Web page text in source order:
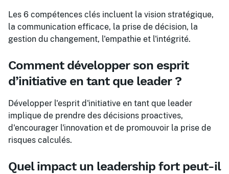
Les 6 compétences clés incluent la vision stratégique,
la communication efficace, la prise de décision, la
gestion du changement, l'empathie et l'intégrité.
Comment développer son esprit
d’initiative en tant que leader ?
Développer l'esprit d'initiative en tant que leader
implique de prendre des décisions proactives,
d'encourager l'innovation et de promouvoir la prise de
risques calculés.
Quel impact un leadership fort peut-il